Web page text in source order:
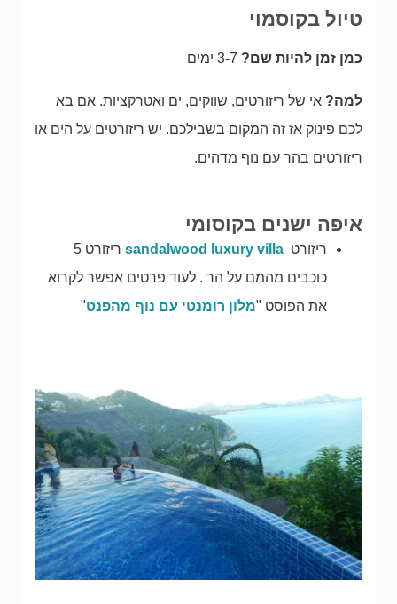
טיול בקוסמוי
כמן זמן להיות שם?
למה? אי של ריזורטים, שווקים, ים ואטרקציות. אם בא
לכם פינוק אז זה המקום בשבילכם. יש ריזורטים על הים או
ריזורטים בהר עם נוף מדהים.
איפה ישנים בקוסומי
ריזורט sandalwood luxury villa
ריזורט 5
כוכבים מהמם על הר . לעוד פרטים אפשר לקרוא
את הפוסט "מלון רומנטי עם נוף מהפנט"